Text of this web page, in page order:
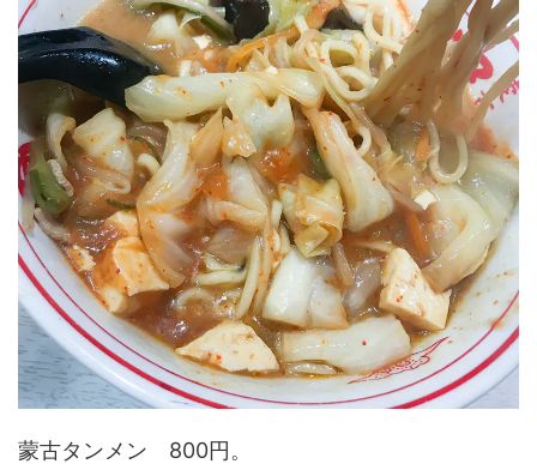
蒙古タンメン 800円。